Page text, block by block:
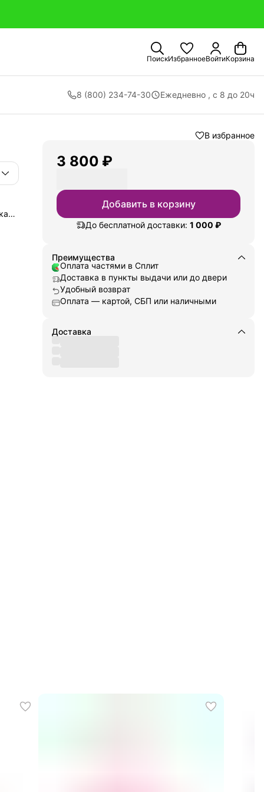
ПоискИзбранноеВойтиКорзина
8 (800) 234-74-30 Ежедневно , с 8 до 20ч
В избранное
3 800 ₽
Добавить в корзину
До бесплатной доставки: 1 000 ₽
Преимущества
Оплата частями в Сплит
Доставка в пункты выдачи или до двери
Удобный возврат
Оплата — картой, СБП или наличными
Доставка